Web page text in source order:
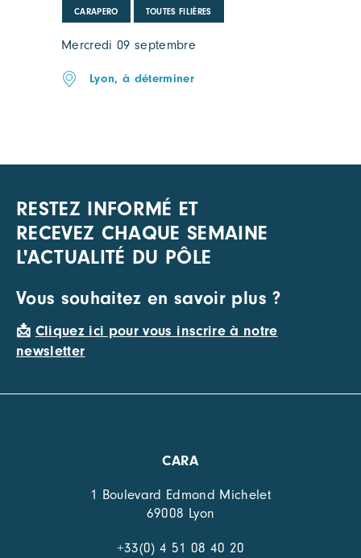
CARAPERO TOUTES FILIÈRES
Mercredi 09 septembre
Lyon, à déterminer
RESTEZ INFORMÉ ET
RECEVEZ CHAQUE SEMAINE
L'ACTUALITÉ DU PÔLE
Vous souhaitez en savoir plus ?
📩 Cliquez ici pour vous inscrire à notre
newsletter
CARA
1 Boulevard Edmond Michelet
69008 Lyon
+33(0) 4 51 08 40 20